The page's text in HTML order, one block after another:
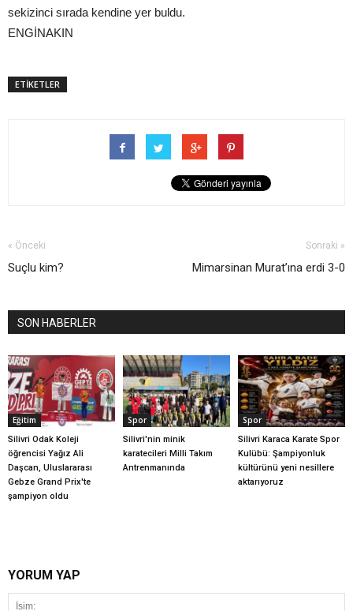
sekizinci sırada kendine yer buldu.
ENGİNAKIN
ETİKETLER
« Önceki
Suçlu kim?
Sonraki »
Mimarsinan Murat’ına erdi 3-0
SON HABERLER
Eğitim
Silivri Odak Koleji
öğrencisi Yağız Ali
Daşcan, Uluslararası
Gebze Grand Prix'te
şampiyon oldu
Spor
Silivri'nin minik
karatecileri Milli Takım
Antrenmanında
Spor
Silivri Karaca Karate Spor
Kulübü: Şampiyonluk
kültürünü yeni nesillere
aktarıyoruz
YORUM YAP